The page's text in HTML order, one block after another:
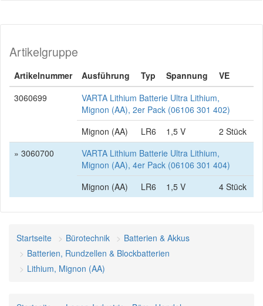
Artikelgruppe
Artikelnummer Ausführung Typ Spannung
VE
3060699
VARTA Lithium Batterie Ultra Lithium,
Mignon (AA), 2er Pack (06106 301 402)
Mignon (AA)
LR6 1,5 V
2 Stück
» 3060700
VARTA Lithium Batterie Ultra Lithium,
Mignon (AA), 4er Pack (06106 301 404)
Mignon (AA)
LR6 1,5 V 4 Stück
Startseite Bürotechnik
Batterien & Akkus
Batterien, Rundzellen & Blockbatterien
Lithium, Mignon (AA)